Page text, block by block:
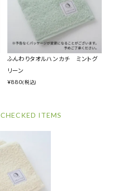
ふんわりタオルハンカチ ミントグ
リーン
¥880(税込)
CHECKED ITEMS